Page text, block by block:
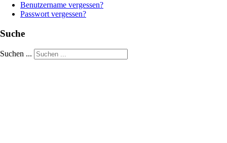
Benutzername vergessen?
Passwort vergessen?
Suche
Suchen ...